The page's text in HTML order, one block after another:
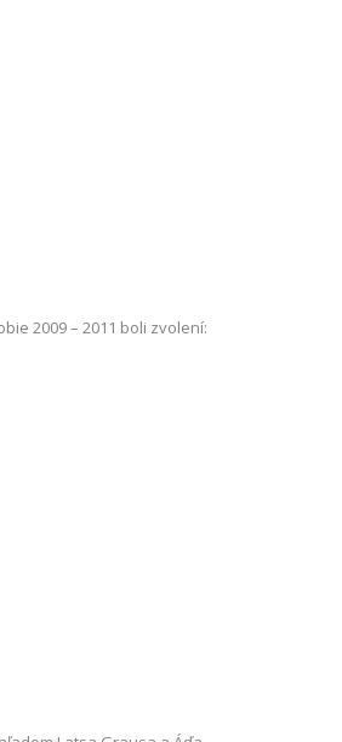
2009 – 2011 boli zvolení: